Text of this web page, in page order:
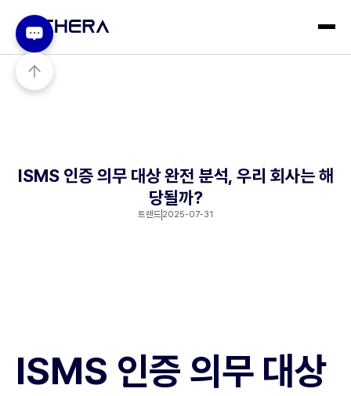
ISMS 인증 의무 대상 완전 분석, 우리 회사는 해
당될까?
트렌드 2025-07-31
ISMS 인증 의무 대상